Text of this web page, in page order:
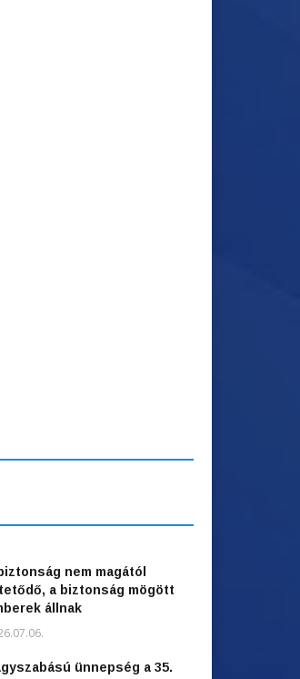
nem magától
a biztonság mögött
állnak
ünnepség a 35.